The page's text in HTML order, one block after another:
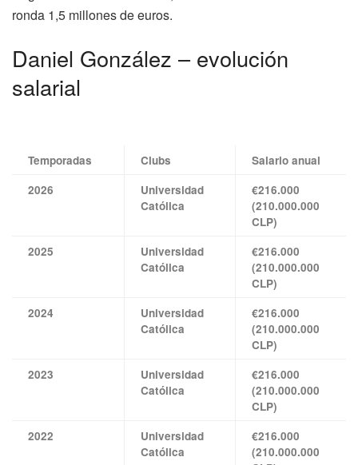
ronda 1,5 millones de euros.
Daniel González – evolución
salarial
Temporadas Clubs
Salario anual
2026
Universidad
Católica
€216.000
(210.000.000
CLP)
2025
Universidad
Católica
€216.000
(210.000.000
CLP)
2024
Universidad
Católica
€216.000
(210.000.000
CLP)
2023
Universidad
Católica
€216.000
(210.000.000
CLP)
2022
Universidad
Católica
€216.000
(210.000.000